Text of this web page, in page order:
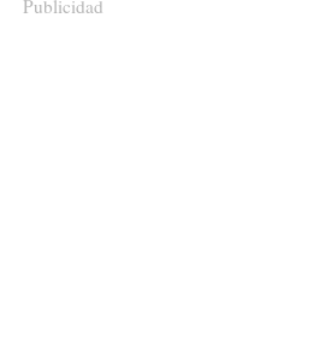
Publicidad